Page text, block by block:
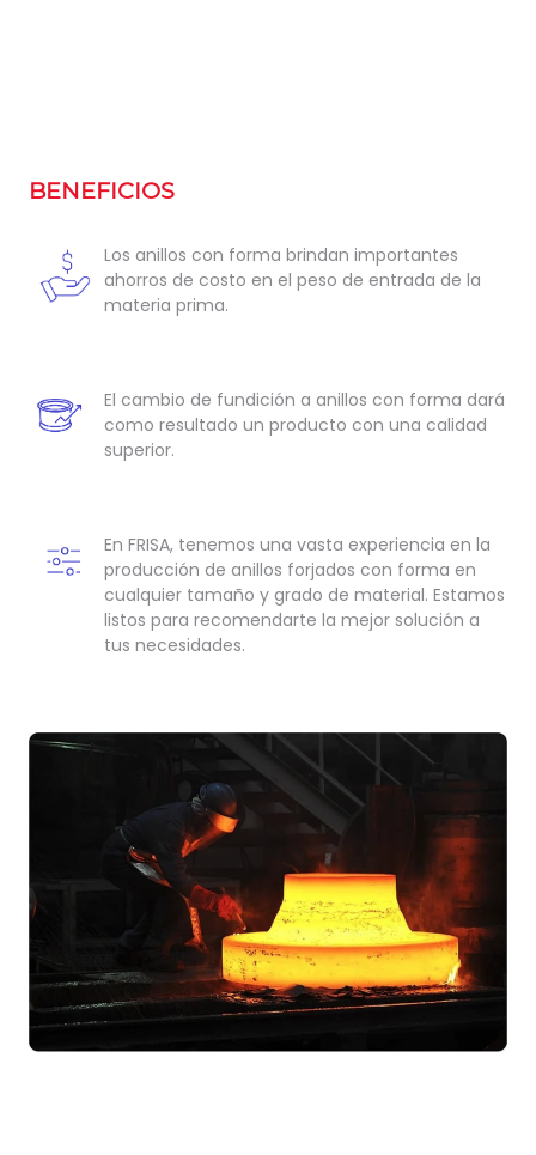
BENEFICIOS
Los anillos con forma brindan importantes
ahorros de costo en el peso de entrada de la
materia prima.
El cambio de fundición a anillos con forma dará
como resultado un producto con una calidad
superior.
En FRISA, tenemos una vasta experiencia en la
producción de anillos forjados con forma en
cualquier tamaño y grado de material. Estamos
listos para recomendarte la mejor solución a
tus necesidades.